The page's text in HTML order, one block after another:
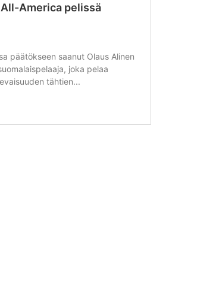
America pelissä
päätökseen saanut Olaus Alinen
joka pelaa
tähtien...